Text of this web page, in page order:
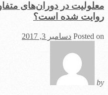
معلولیت در دوران‌های
روایت شده است؟
Posted on دسامبر 3, 2017
by